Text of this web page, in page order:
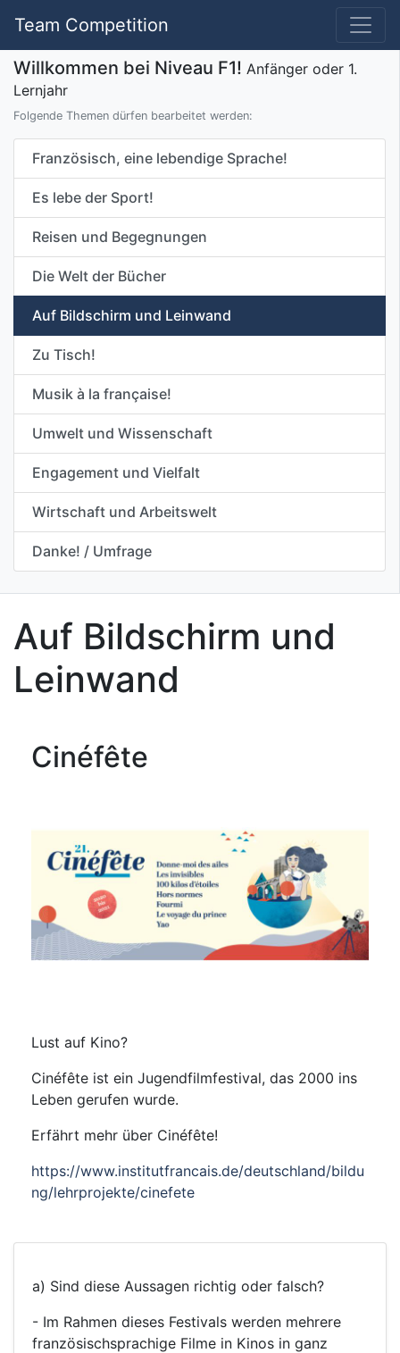
Team Competition
Willkommen bei Niveau F1! Anfänger oder 1.
Lernjahr
Folgende Themen dürfen bearbeitet werden:
Französisch, eine lebendige Sprache!
Es lebe der Sport!
Reisen und Begegnungen
Die Welt der Bücher
Auf Bildschirm und Leinwand
Zu Tisch!
Musik à la française!
Umwelt und Wissenschaft
Engagement und Vielfalt
Wirtschaft und Arbeitswelt
Danke! / Umfrage
Auf Bildschirm und
Leinwand
Cinéfête
Lust auf Kino?
Cinéfête ist ein Jugendfilmfestival, das 2000 ins
Leben gerufen wurde.
Erfährt mehr über Cinéfête!
https://www.institutfrancais.de/deutschland/bildu
ng/lehrprojekte/cinefete
a) Sind diese Aussagen richtig oder falsch?
- Im Rahmen dieses Festivals werden mehrere
französischsprachige Filme in Kinos in ganz